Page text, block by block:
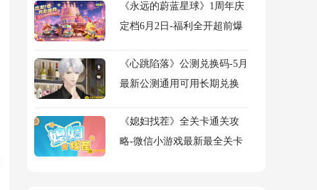
《永远的蔚蓝星球》1周年庆
定档6月2日-福利全开超前爆
《心跳陷落》公测兑换码-5月
最新公测通用可用长期兑换
《媳妇找茬》全关卡通关攻
略-微信小游戏最新最全关卡